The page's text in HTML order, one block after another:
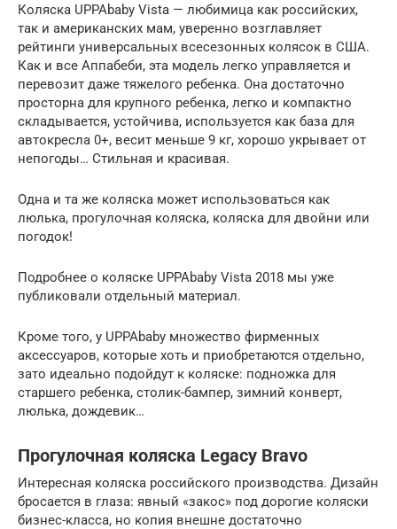
Коляска UPPAbaby Vista — любимица как российских,
так и американских мам, уверенно возглавляет
рейтинги универсальных всесезонных колясок в США.
Как и все Аппабеби, эта модель легко управляется и
перевозит даже тяжелого ребенка. Она достаточно
просторна для крупного ребенка, легко и компактно
складывается, устойчива, используется как база для
автокресла 0+, весит меньше 9 кг, хорошо укрывает от
непогоды… Стильная и красивая.
Одна и та же коляска может использоваться как
люлька, прогулочная коляска, коляска для двойни или
погодок!
Подробнее о коляске UPPAbaby Vista 2018 мы уже
публиковали отдельный материал.
Кроме того, у UPPAbaby множество фирменных
аксессуаров, которые хоть и приобретаются отдельно,
зато идеально подойдут к коляске: подножка для
старшего ребенка, столик-бампер, зимний конверт,
люлька, дождевик…
Прогулочная коляска Legacy Bravo
Интересная коляска российского производства. Дизайн
бросается в глаза: явный «закос» под дорогие коляски
бизнес-класса, но копия внешне достаточно